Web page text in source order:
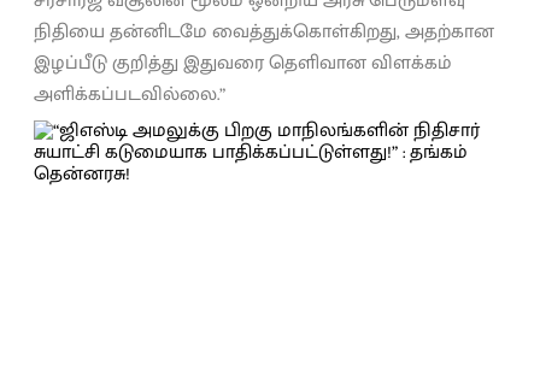
நிதியை தன்னிடமே வைத்துக்கொள்கிறது, அதற்கான
இழப்பீடு குறித்து இதுவரை தெளிவான விளக்கம்
அளிக்கப்படவில்லை.”